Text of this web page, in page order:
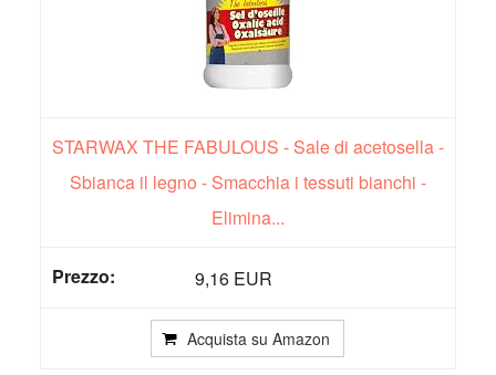
STARWAX THE FABULOUS - Sale di acetosella -
Sbianca il legno - Smacchia i tessuti bianchi -
Elimina...
9,16 EUR
Acquista su Amazon